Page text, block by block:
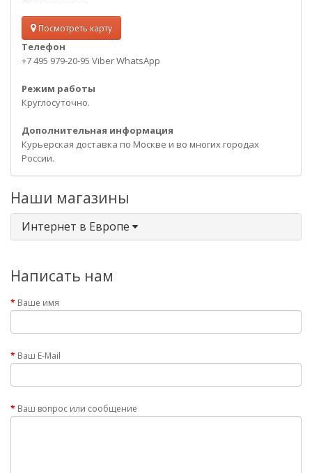
Посмотреть карту
Телефон
+7 495 979-20-95 Viber WhatsApp
Режим работы
Круглосуточно.
Дополнительная информация
Курьерская доставка по Москве и во многих городах
России.
Наши магазины
Интернет в Европе
Написать нам
Ваше имя
Ваш E-Mail
Ваш вопрос или сообщение